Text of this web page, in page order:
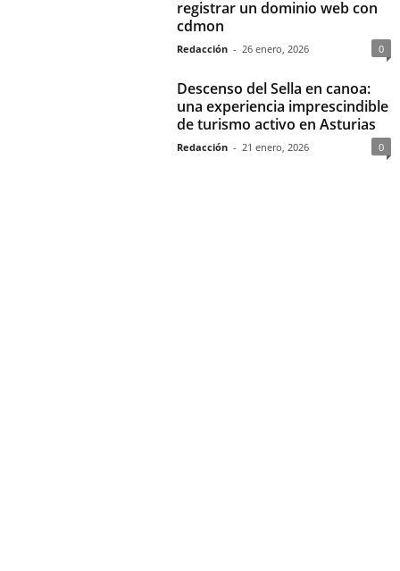
registrar un dominio web con
cdmon
Redacción - 26 enero, 2026 0
Descenso del Sella en canoa:
una experiencia imprescindible
de turismo activo en Asturias
Redacción - 21 enero, 2026 0